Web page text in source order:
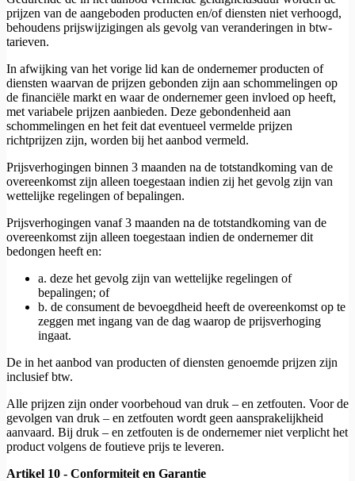
prijzen van de aangeboden producten en/of diensten niet verhoogd,
behoudens prijswijzigingen als gevolg van veranderingen in btw-
tarieven.
In afwijking van het vorige lid kan de ondernemer producten of
diensten waarvan de prijzen gebonden zijn aan schommelingen op
de financiële markt en waar de ondernemer geen invloed op heeft,
met variabele prijzen aanbieden. Deze gebondenheid aan
schommelingen en het feit dat eventueel vermelde prijzen
richtprijzen zijn, worden bij het aanbod vermeld.
Prijsverhogingen binnen 3 maanden na de totstandkoming van de
overeenkomst zijn alleen toegestaan indien zij het gevolg zijn van
wettelijke regelingen of bepalingen.
Prijsverhogingen vanaf 3 maanden na de totstandkoming van de
overeenkomst zijn alleen toegestaan indien de ondernemer dit
bedongen heeft en:
a. deze het gevolg zijn van wettelijke regelingen of
bepalingen; of
b. de consument de bevoegdheid heeft de overeenkomst op te
zeggen met ingang van de dag waarop de prijsverhoging
ingaat.
De in het aanbod van producten of diensten genoemde prijzen zijn
inclusief btw.
Alle prijzen zijn onder voorbehoud van druk – en zetfouten. Voor de
gevolgen van druk – en zetfouten wordt geen aansprakelijkheid
aanvaard. Bij druk – en zetfouten is de ondernemer niet verplicht het
product volgens de foutieve prijs te leveren.
Artikel 10 - Conformiteit en Garantie